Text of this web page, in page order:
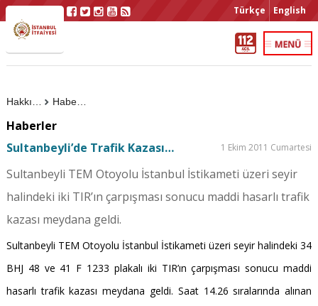
Türkçe English
Haberler
Haberler
Sultanbeyli’de Trafik Kazası…
1 Ekim 2011 Cumartesi
Sultanbeyli TEM Otoyolu İstanbul İstikameti üzeri seyir
halindeki iki TIR’ın çarpışması sonucu maddi hasarlı trafik
kazası meydana geldi.
Sultanbeyli TEM Otoyolu İstanbul İstikameti üzeri seyir halindeki 34
BHJ 48 ve 41 F 1233 plakalı iki TIR’ın çarpışması sonucu maddi
hasarlı trafik kazası meydana geldi. Saat 14.26 sıralarında alınan